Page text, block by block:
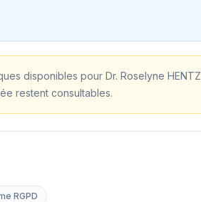
disponibles pour Dr. Roselyne HENTZ
restent consultables.
RGPD